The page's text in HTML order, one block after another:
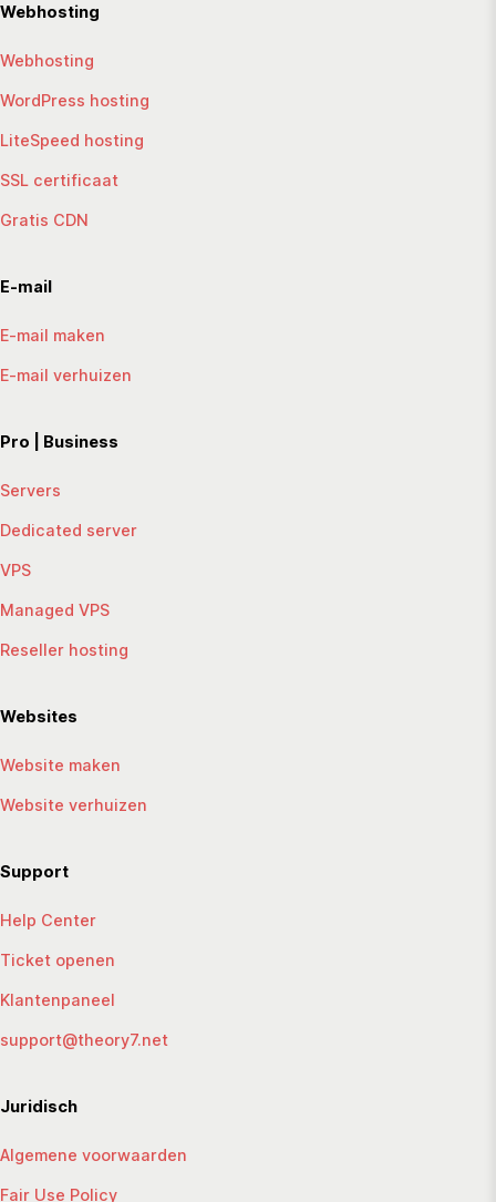
Webhosting
Webhosting
WordPress hosting
LiteSpeed hosting
SSL certificaat
Gratis CDN
E-mail
E-mail maken
E-mail verhuizen
Pro | Business
Servers
Dedicated server
VPS
Managed VPS
Reseller hosting
Websites
Website maken
Website verhuizen
Support
Help Center
Ticket openen
Klantenpaneel
support@theory7.net
Juridisch
Algemene voorwaarden
Fair Use Policy